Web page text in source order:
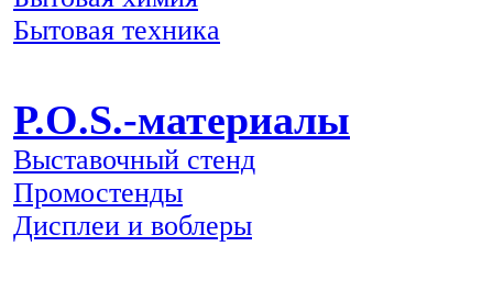
Бытовая техника
P.O.S.-материалы
Выставочный стенд
Промостенды
Дисплеи и воблеры